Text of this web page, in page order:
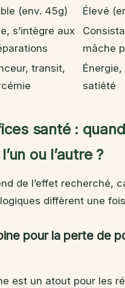
(env. 45g) Élevé
s’intègre aux
mâche
transit,
satiété
santé : quand
ou l’autre ?
de l’effet recherché,
diffèrent une
pour la perte de
est un atout pour les